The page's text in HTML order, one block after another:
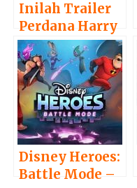
Inilah Trailer
Perdana Harry
Potter:
Hogwarts
Mystery
Disney Heroes:
Battle Mode –